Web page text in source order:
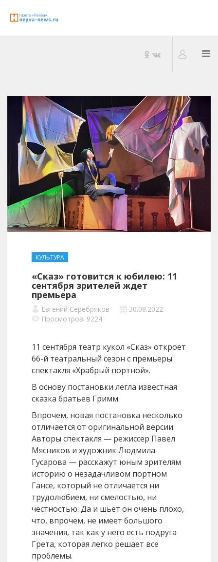
КУЛЬТУРА
«Сказ» готовится к юбилею: 11
сентября зрителей ждет
премьера
Евгений Серебряков
30.08.2022
Просмотров: 9224
11 сентября театр кукол «Сказ» откроет
66-й театральный сезон с премьеры
спектакля «Храбрый портной».
В основу постановки легла известная
сказка братьев Гримм.
Впрочем, новая постановка несколько
отличается от оригинальной версии.
Авторы спектакля — режиссер Павел
Мясников и художник Людмила
Гусарова — расскажут юным зрителям
историю о незадачливом портном
Гансе, который не отличается ни
трудолюбием, ни смелостью, ни
честностью. Да и шьет он очень плохо,
что, впрочем, не имеет большого
значения, так как у него есть подруга
Грета, которая легко решает все
проблемы.